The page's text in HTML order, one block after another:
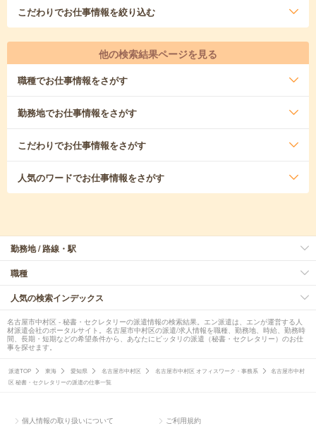
こだわりでお仕事情報を絞り込む
他の検索結果ページを見る
職種でお仕事情報をさがす
勤務地でお仕事情報をさがす
こだわりでお仕事情報をさがす
人気のワードでお仕事情報をさがす
勤務地 / 路線・駅
職種
人気の検索インデックス
名古屋市中村区 - 秘書・セクレタリーの派遣情報の検索結果。エン派遣は、エンが運営する人
材派遣会社のポータルサイト。名古屋市中村区の派遣/求人情報を職種、勤務地、時給、勤務時
間、長期・短期などの希望条件から、あなたにピッタリの派遣（秘書・セクレタリー）のお仕
事を探せます。
派遣TOP 東海 愛知県 名古屋市中村区 名古屋市中村区 オフィスワーク・事務系
名古屋市中村
区 秘書・セクレタリーの派遣の仕事一覧
個人情報の取り扱いについて ご利用規約